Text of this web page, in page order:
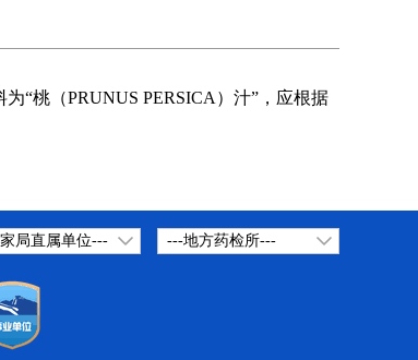
“桃（PRUNUS PERSICA）汁”，应根据
---地方药检所---
局直属单位---